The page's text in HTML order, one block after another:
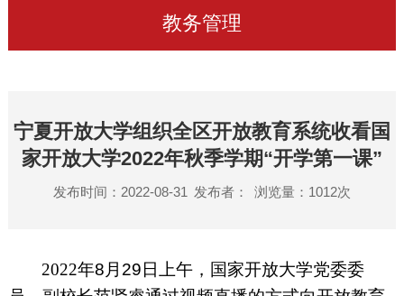
教务管理
宁夏开放大学组织全区开放教育系统收看国
家开放大学2022年秋季学期“开学第一课”
发布时间：2022-08-31 发布者： 浏览量： 1012次
2022年8 月 29日上午，国家开放大学党委委